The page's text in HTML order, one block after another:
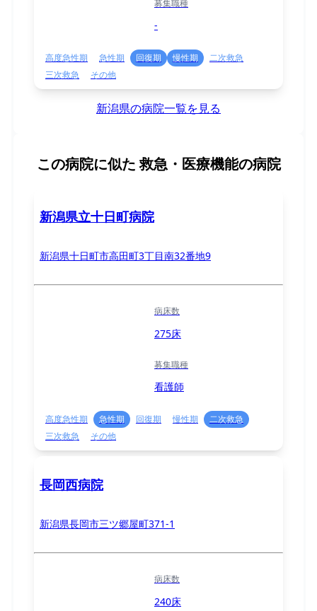
募集職種
-
高度急性期 急性期 回復期 慢性期
二次救急
三次救急
その他
新潟県の病院一覧を見る
この病院に似た 救急・医療機能の病院
新潟県立十日町病院
新潟県十日町市高田町3丁目南32番地9
病床数
275床
募集職種
看護師
高度急性期 急性期 回復期 慢性期
二次救急
三次救急
その他
長岡西病院
新潟県長岡市三ツ郷屋町371-1
病床数
240床